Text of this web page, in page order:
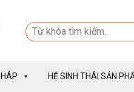
HỆ SINH THÁI SẢN